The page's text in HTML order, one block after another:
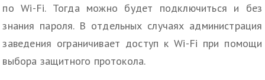
по Wi-Fi. Тогда можно будет подключиться и без
знания пароля. В отдельных случаях администрация
заведения ограничивает доступ к Wi-Fi при помощи
выбора защитного протокола.